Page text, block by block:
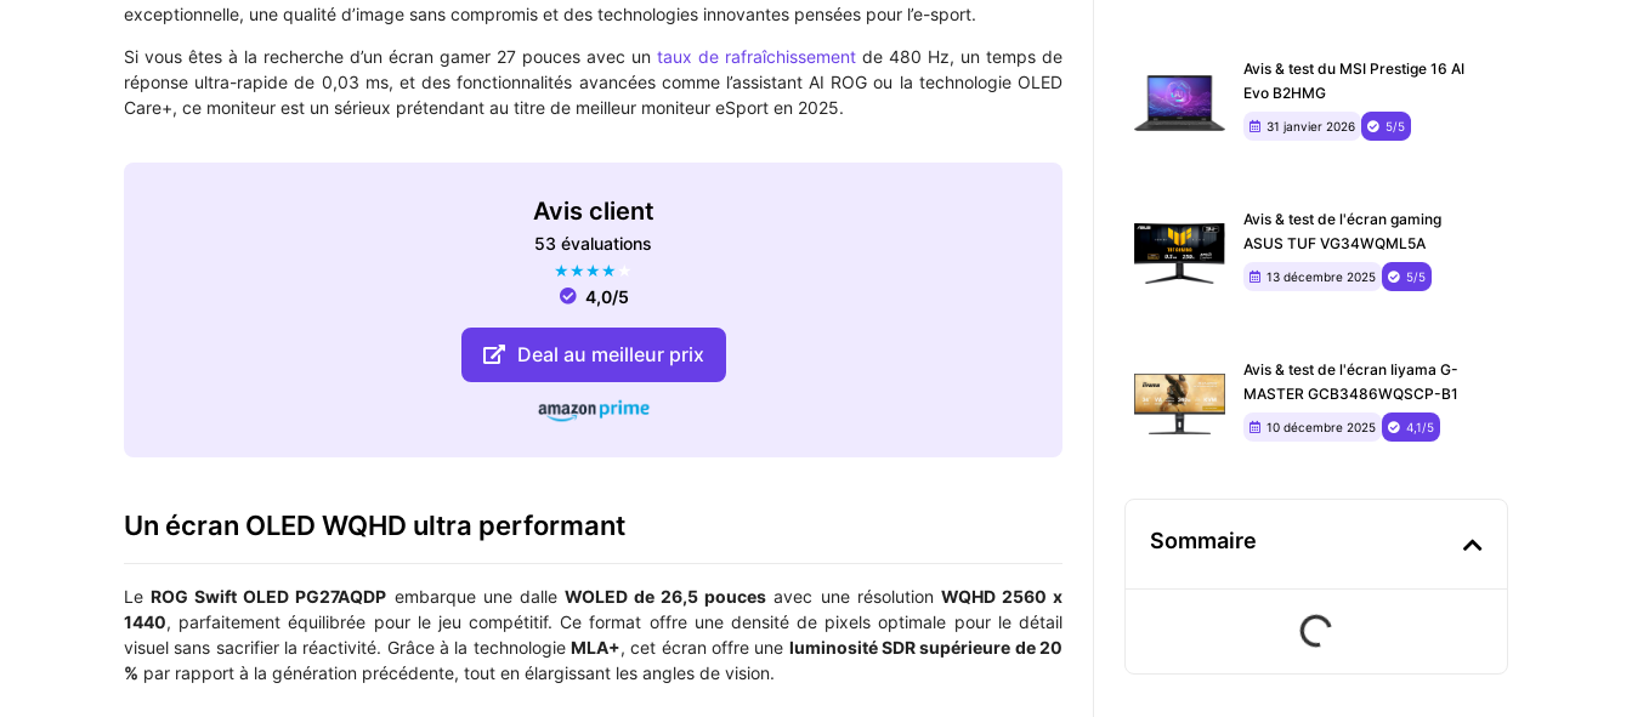
exceptionnelle, une qualité d’image sans compromis et des technologies innovantes pensées pour l’e-sport.
Si vous êtes à la recherche d’un écran gamer 27 pouces avec un taux de rafraîchissement de 480 Hz, un temps de
réponse ultra-rapide de 0,03 ms, et des fonctionnalités avancées comme l’assistant AI ROG ou la technologie OLED
Care+, ce moniteur est un sérieux prétendant au titre de meilleur moniteur eSport en 2025.
Avis client
53 évaluations
★★★★
4,0/5
Deal au meilleur prix
Un écran OLED WQHD ultra performant
LeROG Swift OLED PG27AQDP embarque une dalle WOLED de 26,5 pouces avec une résolution WQHD 2560 x
1440, parfaitement équilibrée pour le jeu compétitif. Ce format offre une densité de pixels optimale pour le détail
visuel sans sacrifier la réactivité. Grâce à la technologie MLA+, cet écran offre une luminosité SDR supérieure de 20
% par rapport à la génération précédente, tout en élargissant les angles de vision.
Avis & test du MSI Prestige 16 AI
Evo B2HMG
31 janvier 2026 5/5
Avis & test de l'écran gaming
ASUS TUF VG34WQML5A
13 décembre 2025 5/5
Avis & test de l'écran Iiyama G-
MASTER GCB3486WQSCP-B1
10 décembre 2025 4,1/5
Sommaire